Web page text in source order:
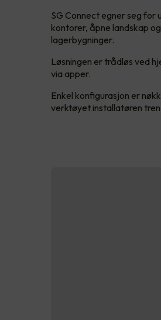
SG Connect egner seg for
kontorer, åpne landskap
lagerbygninger.
Løsningen er trådløs ved
via apper.
Enkel konfigurasjon er
verktøyet installatøren